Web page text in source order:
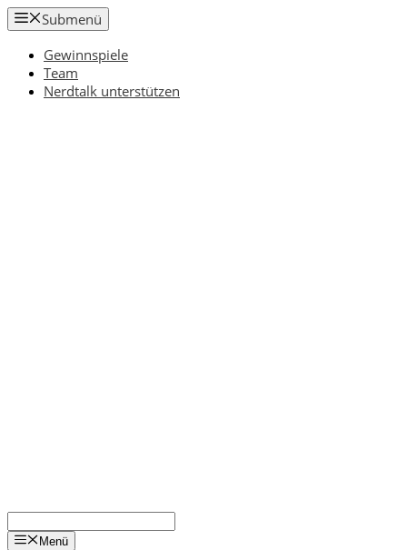
Zum
Inhalt
springen
Submenü
Gewinnspiele
Team
Nerdtalk unterstützen
Menü